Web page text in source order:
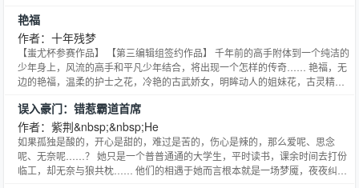
世纪的口号已成了：“谁掌握了标价权，谁就就能统治世界。” 是美元收复荣誉
还是欧元重建神圣罗马帝国，一统欧洲？ 虎视眈
艳福
作者：十年残梦
【蚩尤杯参赛作品】 【第三编辑组签约作品】 千年前的高手附体到一个纯洁的
少年身上，风流的高手和平凡少年结合，将出现一个怎样的传奇…… 艳福，无
边的艳福，温柔的护士之花，冷艳的古武娇女，明眸动人的姐妹花，古灵精怪
月 风月无边 新书上传，下方作者推荐有传送，或者直接复制下方网址！ 乾坤
天地，天地乾坤，乾为天，坤为地 乾以易知，坤以简
误入豪门：错惹霸道首席
作者：紫荆&nbsp;&nbsp;He
如果孤独是酸的，开心是甜的，难过是苦的，伤心是辣的，那么爱呢、思念
呢、无奈呢……？ 她只是一个普普通通的大学生，平时读书，课余时间去打份
临工，却无奈与狼共枕…… 他们的相遇于她而言根本就是一场梦魇，夜夜纠